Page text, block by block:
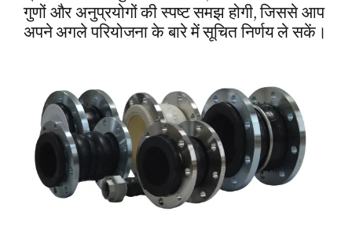
गुणों और अनुप्रयोगों की स्पष्ट समझ होगी, जिससे आप
अपने अगले परियोजना के बारे में सूचित निर्णय ले सकें।